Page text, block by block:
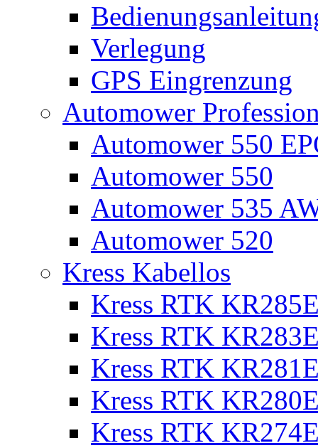
Verlegung
GPS Eingrenzung
Automower
Automower 550
Automower 550
Automower 535
Automower 520
Kress Kabellos
Kress RTK
Kress RTK
Kress RTK
Kress RTK
Kress RTK